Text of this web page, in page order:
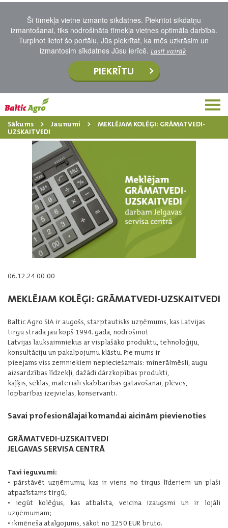
Šī tīmekļa vietne izmanto sīkdatnes. Piekrītot sīkdatņu
izmantošanai, tiks nodrošināta tīmekļa vietnes optimāla darbība.
Turpinot lietot šo portālu, Jūs piekrītat, ka mēs uzkrāsim un
izmantosim sīkdatnes Jūsu ierīcē. Lasīt vairāk
PIEKRĪTU
Sākums Jaunumi
MEKLĒJAM KOLĒĢI: GRĀMATVEDI-
UZSKAITVEDI
06.12.24 00:00
MEKLĒJAM KOLĒĢI: GRĀMATVEDI-UZSKAITVEDI
Baltic Agro SIA ir augošs, starptautisks uzņēmums, kas Latvijas
tirgū strādā jau kopš 1994. gada, nodrošinot
Latvijas lauksaimniekus ar visplašāko produktu, tehnoloģiju,
konsultāciju un pakalpojumu klāstu. Pie mums ir
pieejams viss zemniekiem nepieciešamais: minerālmēsli, augu
aizsardzības līdzekļi, dažādi dārzkopības produkti,
kaļķis, sēklas, materiāli skābbarības gatavošanai, plēves,
lopbarības izejvielas, konservanti.
Savai profesionālajai komandai aicinām pievienoties
GRĀMATVEDI-UZSKAITVEDI
JELGAVAS SERVISA CENTRĀ
Tavi ieguvumi:
• pārstāvēt uzņēmumu, kas ir viens no tirgus līderiem un plaši
atpazīstams tirgū;
• iegūt kolēģus, kas atbalsta, veicina izaugsmi un ir lojāli
uzņēmumam;
• ikmēneša atalgojums, sākot no 1250 EUR bruto.